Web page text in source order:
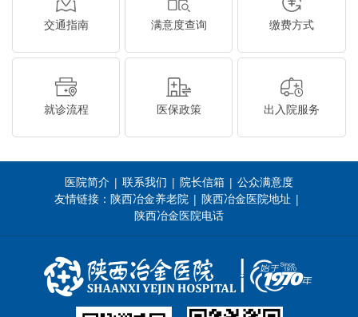
交通指南 满意度查询 缴费方式
就诊流程 医保政策 出入院服务
医院简介 | 联系我们 | 院长信箱 | 公众满意度
友情链接： 陕西冶金养老院 | 陕西冶金医院地址 |
陕西冶金医院电话